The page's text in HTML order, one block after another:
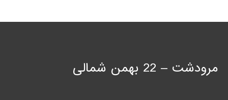
مرودشت – 22 بهمن شمالی